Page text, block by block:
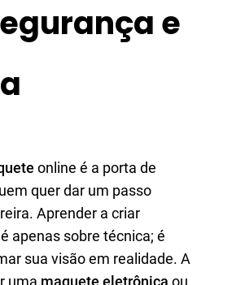
e
online é a porta de
quer dar um passo
Aprender a criar
apenas sobre técnica; é
sua visão em realidade. A
uma maquete eletrônica ou